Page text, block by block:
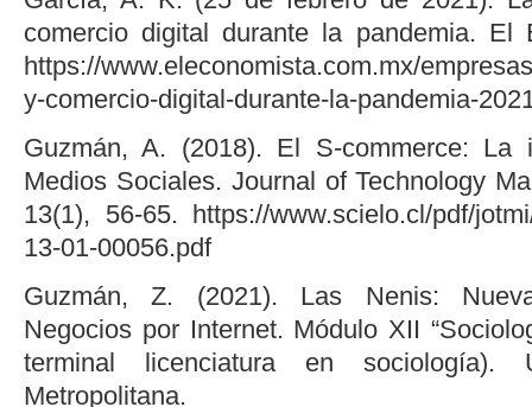
comercio digital durante la pandemia. El
https://www.eleconomista.com.mx/
y-comercio-digital-durante-la-pandemia-
Guzmán, A. (2018). El S-commerce: La
Medios Sociales. Journal of Technology
13(1), 56-65. https://www.scielo.cl/pdf/
13-01-00056.pdf
Guzmán, Z. (2021). Las Nenis:
Negocios por Internet. Módulo XII
terminal licenciatura en sociología).
Metropolitana.